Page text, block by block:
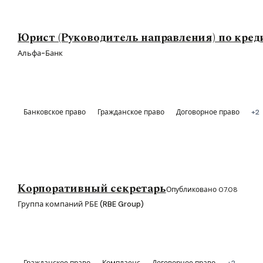
Юрист (Руководитель направления) по
Альфа-Банк
Банковское право Гражданское право Договорное право +2
Корпоративный секретарьОпубликовано 07.08
Группа компаний РБЕ (RBE Group)